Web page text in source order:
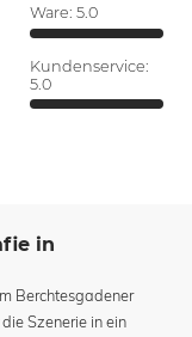
Ware: 5.0
Kundenservice:
5.0
in
Berchtesgadener
Szenerie in ein